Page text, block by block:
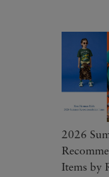
2026
Items by